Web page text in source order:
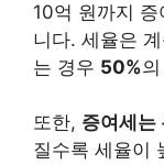
10억 원까지 증
니다. 세율은
는 경우 50%
또한, 증여세는
질수록 세율이